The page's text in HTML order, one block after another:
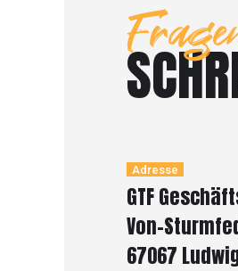
Adresse
GTF
Von-
67067